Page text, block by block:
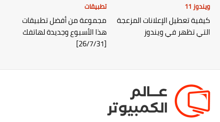
ويندوز 11
كيفية تعطيل الإعلانات المزعجة
التي تظهر في ويندوز
تطبيقات
مجموعة من أفضل تطبيقات
هذا الأسبوع وجديدة لهاتفك
[26/7/31]